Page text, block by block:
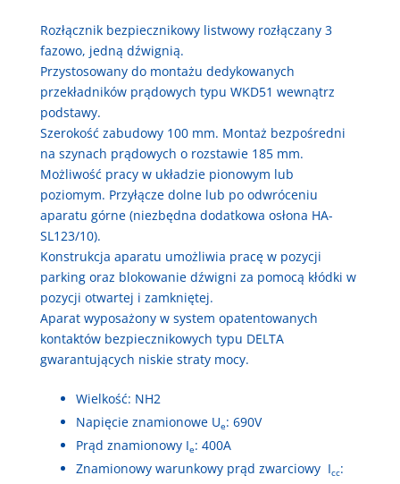
Rozłącznik bezpiecznikowy listwowy rozłączany 3
fazowo, jedną dźwignią.
Przystosowany do montażu dedykowanych
przekładników prądowych typu WKD51 wewnątrz
podstawy.
Szerokość zabudowy 100 mm. Montaż bezpośredni
na szynach prądowych o rozstawie 185 mm.
Możliwość pracy w układzie pionowym lub
poziomym. Przyłącze dolne lub po odwróceniu
aparatu górne (niezbędna dodatkowa osłona HA-
SL123/10).
Konstrukcja aparatu umożliwia pracę w pozycji
parking oraz blokowanie dźwigni za pomocą kłódki w
pozycji otwartej i zamkniętej.
Aparat wyposażony w system opatentowanych
kontaktów bezpiecznikowych typu DELTA
gwarantujących niskie straty mocy.
Wielkość: NH2
Napięcie znamionowe Ue: 690V
Prąd znamionowy Ie: 400A
Znamionowy warunkowy prąd zwarciowy Icc: